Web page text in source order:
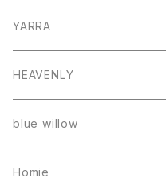
YARRA
HEAVENLY
blue willow
Homie